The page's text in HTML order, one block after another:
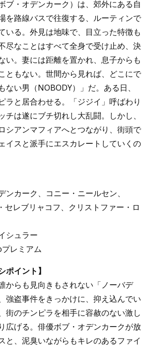
ブ・オデンカーク）は、郊外にある自
を路線バスで往復する、ルーティンで
いる。外見は地味で、目立った特徴も
尽なことはすべて全身で受け止め、決
い。妻には距離を置かれ、息子からも
ともない。世間から見れば、どこにで
ない男（NOBODY）」だ。ある日、
ラと居合わせる。「ジジイ」呼ばわり
チは遂にブチ切れし大乱闘。しかし、
シアンマフィアへとつながり、街頭で
イスと派手にエスカレートしていくの
ンカーク、コニー・ニールセン、
セレブリャコフ、クリストファー・ロ
シュラー
レミアム
ポイント】
からも見向きもされない「ノーバデ
強盗事件をきっかけに、抑え込んでい
街のチンピラを相手に容赦のない激し
広げる。俳優ボブ・オデンカークが放
と、泥臭いながらもキレのあるファイ